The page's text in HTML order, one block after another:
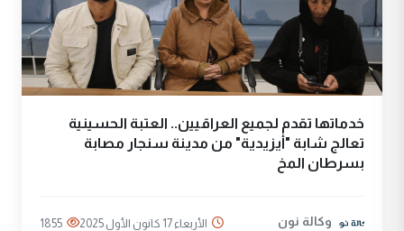
خدماتها تقدم لجميع العراقيين.. العتبة الحسينية
تعالج شابة "أيزيدية" من مدينة سنجار مصابة
بسرطان المخ
وكالة نون الأربعاء 17 كانون الأول 2025 1855